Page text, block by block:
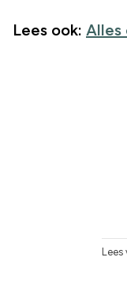
Lees ook:
Lees